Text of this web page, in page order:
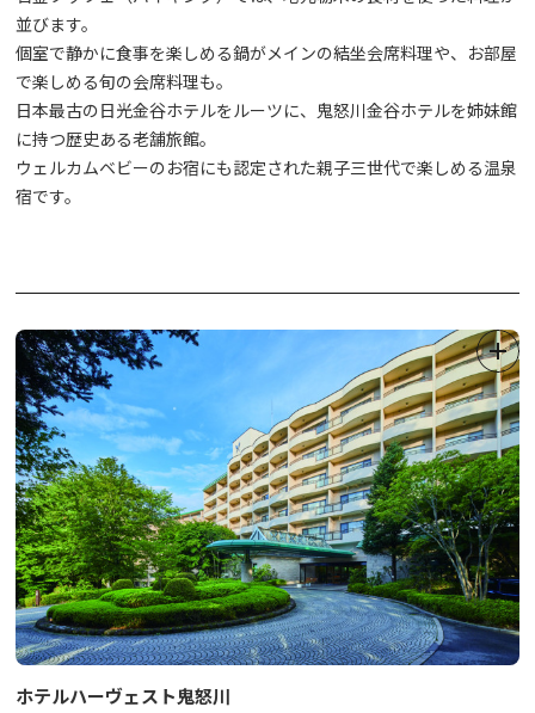
junior high school students)
*Rinno-ji ticket (Sanbutsudo and Taiyuincombined ticket)
available
(900 yen for adults, 400 yen for elementary and junior high
school students)
並びます。
個室で静かに食事を楽しめる鍋がメインの結坐会席料理や、お部屋
で楽しめる旬の会席料理も。
日本最古の日光金谷ホテルをルーツに、鬼怒川金谷ホテルを姉妹館
に持つ歴史ある老舗旅館。
ウェルカムベビーのお宿にも認定された親子三世代で楽しめる温泉
宿です。
ホテルハーヴェスト鬼怒川